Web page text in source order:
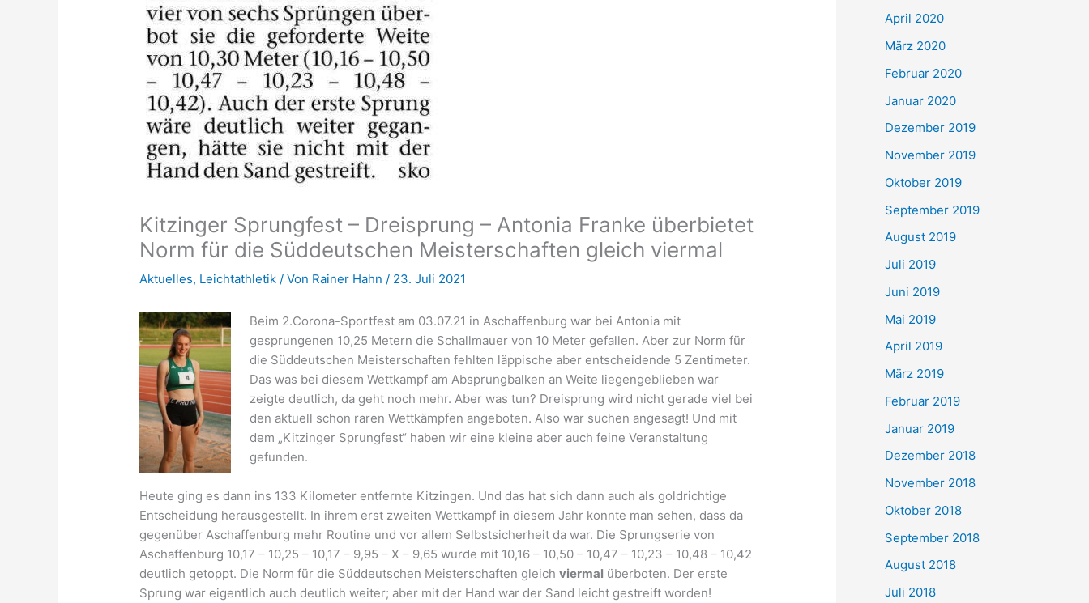
Kitzinger Sprungfest – Dreisprung – Antonia Franke überbietet
Norm für die Süddeutschen Meisterschaften gleich viermal
Aktuelles, Leichtathletik / Von Rainer Hahn/ 23. Juli 2021
Beim 2.Corona-Sportfest am 03.07.21 in Aschaffenburg war bei Antonia mit
gesprungenen 10,25 Metern die Schallmauer von 10 Meter gefallen. Aber zur Norm für
die Süddeutschen Meisterschaften fehlten läppische aber entscheidende 5 Zentimeter.
Das was bei diesem Wettkampf am Absprungbalken an Weite liegengeblieben war
zeigte deutlich, da geht noch mehr. Aber was tun? Dreisprung wird nicht gerade viel bei
den aktuell schon raren Wettkämpfen angeboten. Also war suchen angesagt! Und mit
dem „Kitzinger Sprungfest“ haben wir eine kleine aber auch feine Veranstaltung
gefunden.
Heute ging es dann ins 133 Kilometer entfernte Kitzingen. Und das hat sich dann auch als goldrichtige
Entscheidung herausgestellt. In ihrem erst zweiten Wettkampf in diesem Jahr konnte man sehen, dass da
gegenüber Aschaffenburg mehr Routine und vor allem Selbstsicherheit da war. Die Sprungserie von
Aschaffenburg 10,17 – 10,25 – 10,17 – 9,95 – X – 9,65 wurde mit 10,16 – 10,50 – 10,47 – 10,23 – 10,48 – 10,42
deutlich getoppt. Die Norm für die Süddeutschen Meisterschaften gleichviermal überboten. Der erste
Sprung war eigentlich auch deutlich weiter; aber mit der Hand war der Sand leicht gestreift worden!
April 2020
März 2020
Februar 2020
Januar 2020
Dezember 2019
November 2019
Oktober 2019
September 2019
August 2019
Juli 2019
Juni 2019
Mai 2019
April 2019
März 2019
Februar 2019
Januar 2019
Dezember 2018
November 2018
Oktober 2018
September 2018
August 2018
Juli 2018